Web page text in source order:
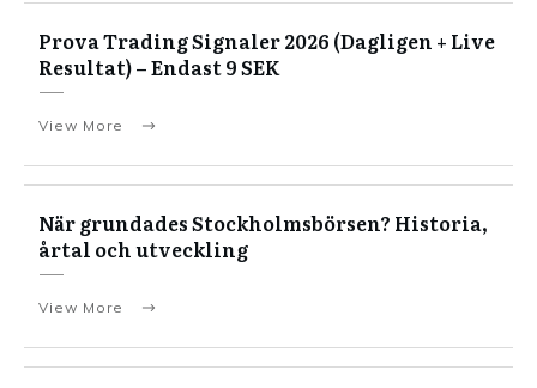
Prova Trading Signaler 2026 (Dagligen + Live
Resultat) – Endast 9 SEK
View More
När grundades Stockholmsbörsen? Historia,
årtal och utveckling
View More